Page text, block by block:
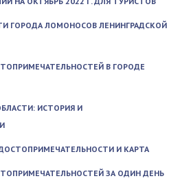
ГОРОДА ЛОМОНОСОВ ЛЕНИНГРАДСКОЙ
В ГОРОДЕ
ИСТОРИЯ И
И КАРТА
ЗА ОДИН ДЕНЬ